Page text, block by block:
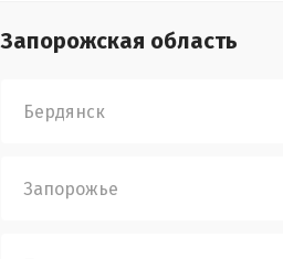
Запорожская область
Бердянск
Запорожье